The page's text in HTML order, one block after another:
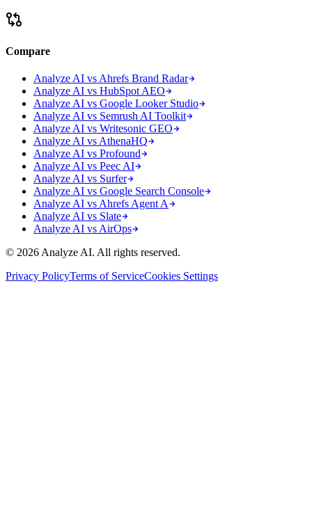
Compare
Analyze AI vs Ahrefs Brand Radar
Analyze AI vs HubSpot AEO
Analyze AI vs Google Looker Studio
Analyze AI vs Semrush AI Toolkit
Analyze AI vs Writesonic GEO
Analyze AI vs AthenaHQ
Analyze AI vs Profound
Analyze AI vs Peec AI
Analyze AI vs Surfer
Analyze AI vs Google Search Console
Analyze AI vs Ahrefs Agent A
Analyze AI vs Slate
Analyze AI vs AirOps
© 2026 Analyze AI. All rights reserved.
Privacy PolicyTerms of ServiceCookies Settings